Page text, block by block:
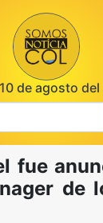
de agosto
fue
de